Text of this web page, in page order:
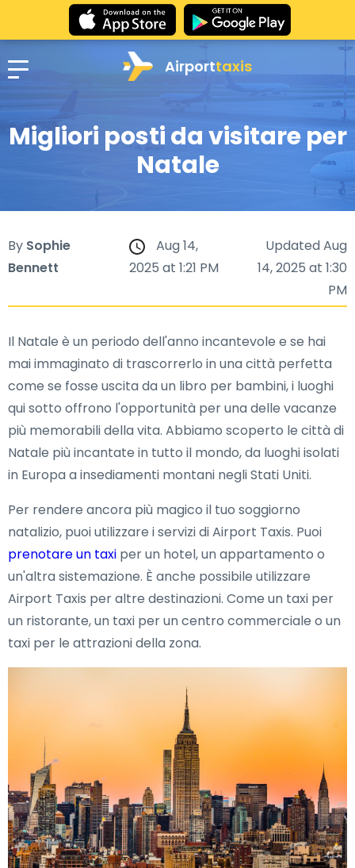
Airporttaxis
Migliori posti da visitare per
Natale
By Sophie
Bennett
Aug 14,
2025 at 1:21 PM
Updated Aug
14, 2025 at 1:30
PM
Il Natale è un periodo dell'anno incantevole e se hai
mai immaginato di trascorrerlo in una città perfetta
come se fosse uscita da un libro per bambini, i luoghi
qui sotto offrono l'opportunità per una delle vacanze
più memorabili della vita. Abbiamo scoperto le città di
Natale più incantate in tutto il mondo, da luoghi isolati
in Europa a insediamenti montani negli Stati Uniti.
Per rendere ancora più magico il tuo soggiorno
natalizio, puoi utilizzare i servizi di Airport Taxis. Puoi
prenotare un taxi per un hotel, un appartamento o
un'altra sistemazione. È anche possibile utilizzare
Airport Taxis per altre destinazioni. Come un taxi per
un ristorante, un taxi per un centro commerciale o un
taxi per le attrazioni della zona.